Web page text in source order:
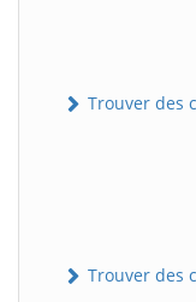
Trouver des
Trouver des